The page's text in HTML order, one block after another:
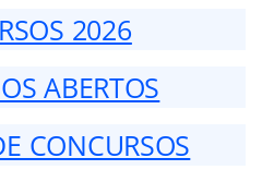
2026
ABERTOS
CONCURSOS